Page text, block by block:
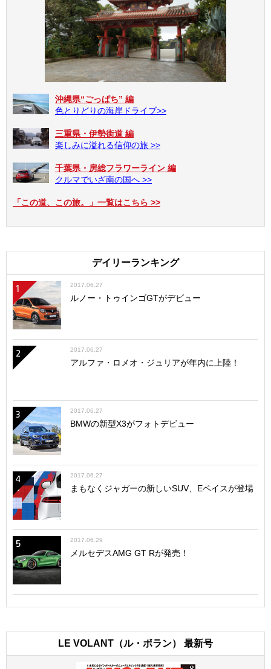
沖縄県“ごっぱち” 編
色とりどりの海岸ドライブ>>
三重県・伊勢街道 編
楽しみに溢れる信仰の旅 >>
千葉県・房総フラワーライン 編
クルマでいざ南の国へ >>
「この道、この旅。」一覧はこちら >>
デイリーランキング
1 2017.06.27
ルノー・トゥインゴGTがデビュー
2 2017.06.27
アルファ・ロメオ・ジュリアが年内に上陸！
3 2017.06.27
BMWの新型X3がフォトデビュー
4 2017.06.27
まもなくジャガーの新しいSUV、Eペイスが登場
5 2017.06.29
メルセデスAMG GT Rが発売！
LE VOLANT（ル・ボラン） 最新号